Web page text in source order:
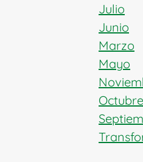
Julio
Junio
Marzo
Mayo
Octubre